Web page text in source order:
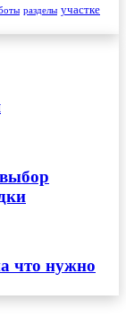
разделы участке
что нужно